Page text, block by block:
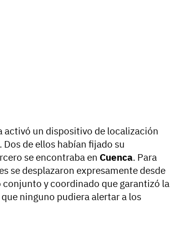
activó un dispositivo de localización
de ellos habían fijado su
se encontraba en Cuenca. Para
se desplazaron expresamente desde
y coordinado que garantizó la
ninguno pudiera alertar a los